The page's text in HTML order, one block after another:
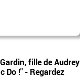
fille de Audrey
Do !" - Regardez